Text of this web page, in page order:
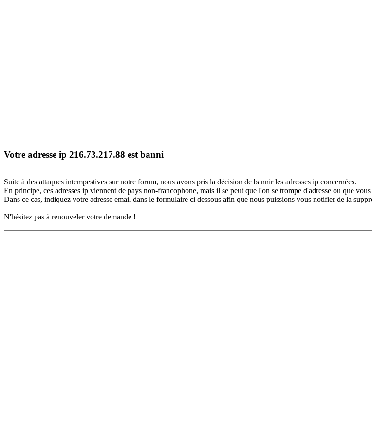
Votre adresse ip 216.73.217.88 est banni
Suite à des attaques intempestives sur notre forum, nous avons pris la décision de bannir les adresses ip concernées.
En principe, ces adresses ip viennent de pays non-francophone, mais il se peut que l'on se trompe d'adresse ou que
Dans ce cas, indiquez votre adresse email dans le formulaire ci dessous afin que nous puissions vous notifier de la
N'hésitez pas à renouveler votre demande !